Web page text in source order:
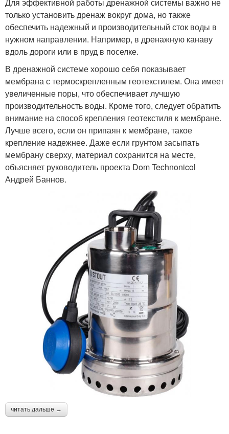
Для эффективной работы дренажной системы важно не
только установить дренаж вокруг дома, но также
обеспечить надежный и производительный сток воды в
нужном направлении. Например, в дренажную канаву
вдоль дороги или в пруд в поселке.
В дренажной системе хорошо себя показывает
мембрана с термоскрепленным геотекстилем. Она имеет
увеличенные поры, что обеспечивает лучшую
производительность воды. Кроме того, следует обратить
внимание на способ крепления геотекстиля к мембране.
Лучше всего, если он припаян к мембране, такое
крепление надежнее. Даже если грунтом засыпать
мембрану сверху, материал сохранится на месте,
объясняет руководитель проекта Dom Technonicol
Андрей Баннов.
читать дальше →